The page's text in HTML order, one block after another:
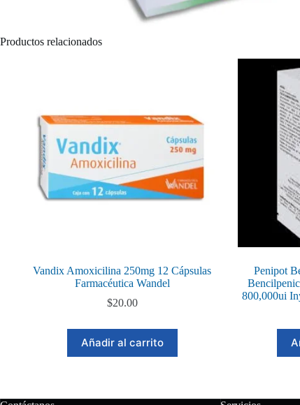
Productos relacionados
Vandix Amoxicilina 250mg 12 Cápsulas
Farmacéutica Wandel
$20.00
Añadir al carrito
Penipot
800,000ui